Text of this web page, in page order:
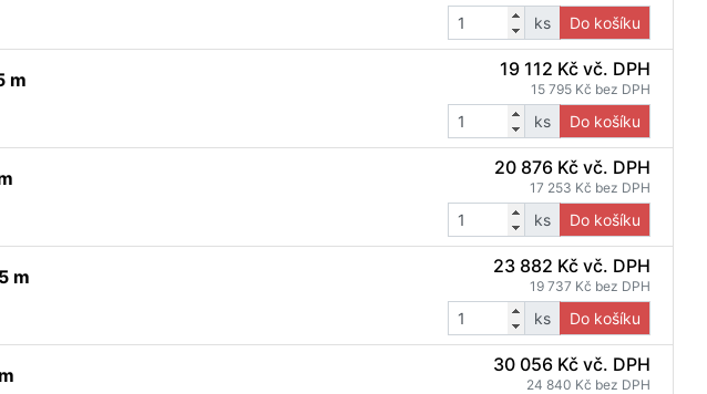
ks Do košíku
m 19 112 Kč vč. DPH
15 795 Kč bez DPH
ks Do košíku
20 876 Kč vč. DPH
17 253 Kč bez DPH
ks Do košíku
m 23 882 Kč vč. DPH
19 737 Kč bez DPH
ks Do košíku
30 056 Kč vč. DPH
24 840 Kč bez DPH